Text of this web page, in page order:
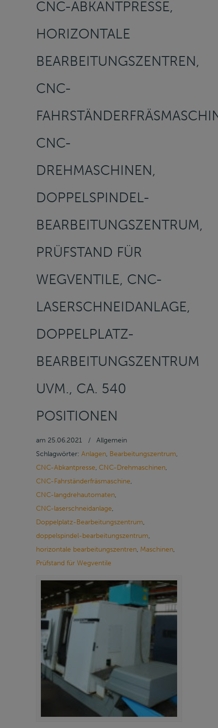
CNC-ABKANTPRESSE,
HORIZONTALE
BEARBEITUNGSZENTREN,
CNC-
CNC-
DREHMASCHINEN,
DOPPELSPINDEL-
BEARBEITUNGSZENTRUM,
PRÜFSTAND FÜR
WEGVENTILE, CNC-
LASERSCHNEIDANLAGE,
DOPPELPLATZ-
BEARBEITUNGSZENTRUM
UVM., CA. 540
POSITIONEN
am 25.06.2021 /
Allgemein
Schlagwörter: Anlagen, Bearbeitungszentrum,
CNC-Abkantpresse, CNC-Drehmaschinen,
CNC-Fahrständerfräsmaschine,
CNC-langdrehautomaten,
CNC-laserschneidanlage,
Doppelplatz-Bearbeitungszentrum,
doppelspindel-bearbeitungszentrum,
horizontale bearbeitungszentren, Maschinen,
Prüfstand für Wegventile